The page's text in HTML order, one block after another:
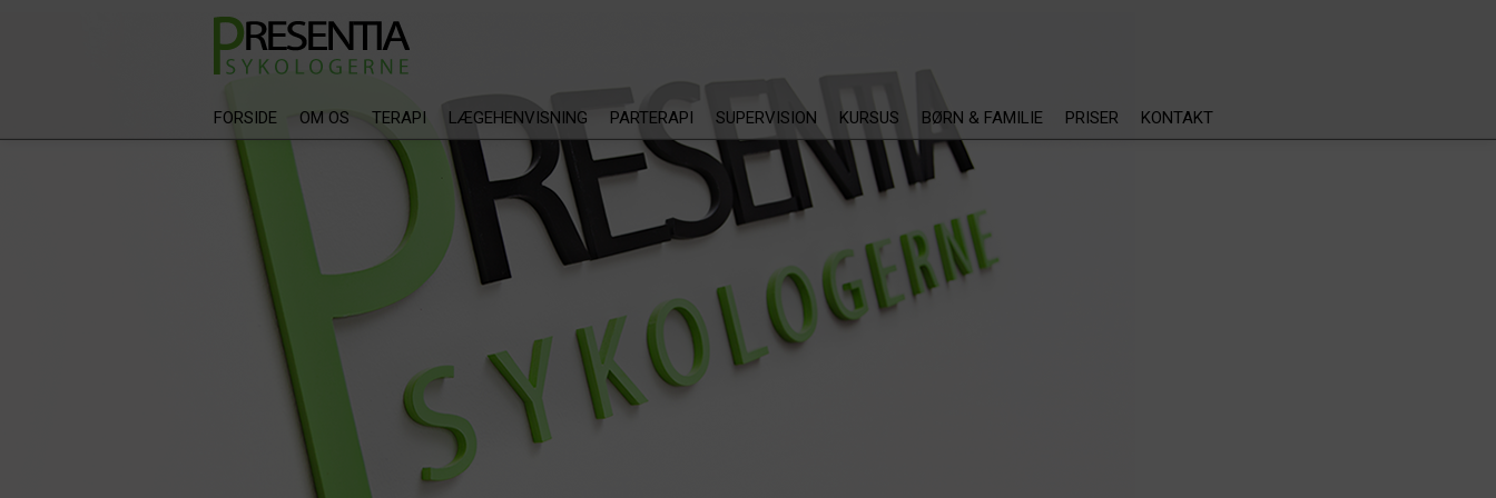
FORSIDE OM OS TERAPI LÆGEHENVISNING PARTERAPI SUPERVISION KURSUS BØRN & FAMILIE PRISER KONTAKT